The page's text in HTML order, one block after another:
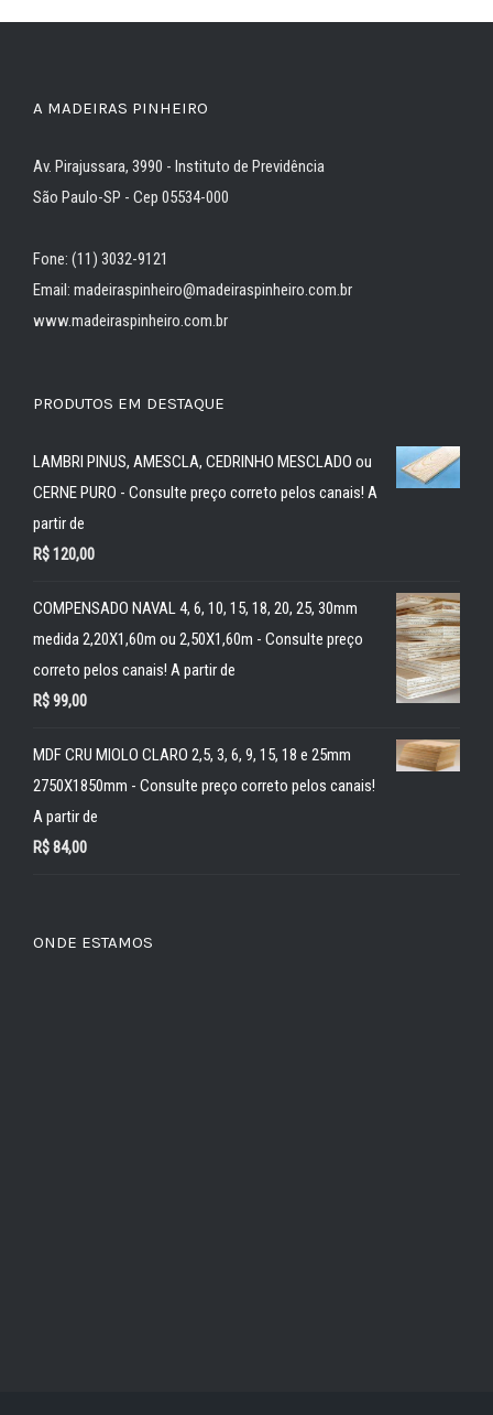
A MADEIRAS PINHEIRO
Av. Pirajussara, 3990 - Instituto de Previdência
São Paulo-SP - Cep 05534-000
Fone: (11) 3032-9121
Email: madeiraspinheiro@madeiraspinheiro.com.br
www.madeiraspinheiro.com.br
PRODUTOS EM DESTAQUE
LAMBRI PINUS, AMESCLA, CEDRINHO MESCLADO ou
CERNE PURO - Consulte preço correto pelos canais! A
partir de
R$120,00
COMPENSADO NAVAL 4, 6, 10, 15, 18, 20, 25, 30mm
medida 2,20X1,60m ou 2,50X1,60m - Consulte preço
correto pelos canais! A partir de
R$99,00
MDF CRU MIOLO CLARO 2,5, 3, 6, 9, 15, 18 e 25mm
2750X1850mm - Consulte preço correto pelos canais!
A partir de
R$84,00
ONDE ESTAMOS